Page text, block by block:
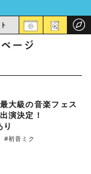
ージ
大級の音楽フェス
出演決定！
#初音ミク